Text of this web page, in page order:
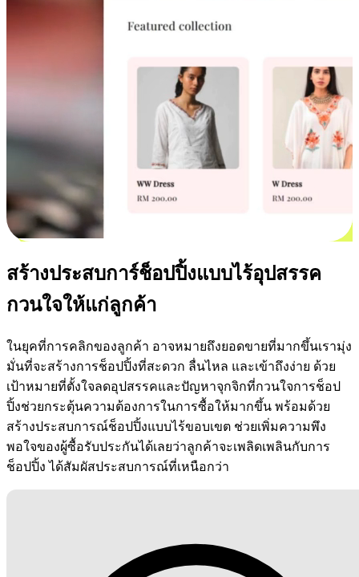
สร้างประสบการ์ช็อปปิ้งแบบไร้อุปสรรค
กวนใจให้แก่ลูกค้า
ในยุคที่การคลิกของลูกค้า อาจหมายถึงยอดขายที่มากขึ้นเรามุ่ง
มั่นที่จะสร้างการช็อปปิ้งที่สะดวก ลื่นไหล และเข้าถึงง่าย ด้วย
เป้าหมายที่ตั้งใจลดอุปสรรคและปัญหาจุกจิกที่กวนใจการช็อป
ปิ้งช่วยกระตุ้นความต้องการในการซื้อให้มากขึ้น พร้อมด้วย
สร้างประสบการณ์ช็อปปิ้งแบบไร้ขอบเขต ช่วยเพิ่มความพึง
พอใจของผู้ซื้อรับประกันได้เลยว่าลูกค้าจะเพลิดเพลินกับการ
ช็อปปิ้ง ได้สัมผัสประสบการณ์ที่เหนือกว่า